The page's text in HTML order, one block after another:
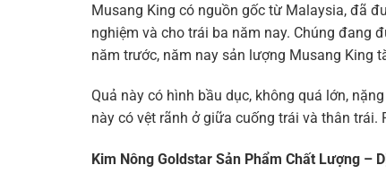
Musang King có nguồn gốc từ Malaysia, đã
nghiệm và cho trái ba năm nay. Chúng đang
năm trước, năm nay sản lượng Musang King
Quả này có hình bầu dục, không quá lớn,
này có vệt rãnh ở giữa cuống trái và thân
Kim Nông Goldstar Sản Phẩm Chất Lượng –